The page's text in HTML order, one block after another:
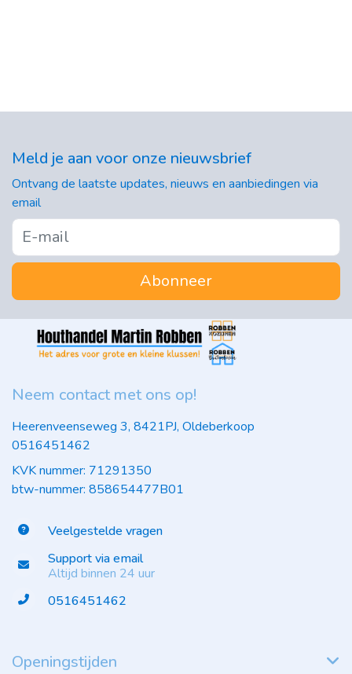
Meld je aan voor onze nieuwsbrief
Ontvang de laatste updates, nieuws en aanbiedingen via
email
Abonneer
Neem contact met ons op!
Heerenveenseweg 3, 8421PJ, Oldeberkoop
0516451462
KVK nummer: 71291350
btw-nummer: 858654477B01
Veelgestelde vragen
Support via email
Altijd binnen 24 uur
0516451462
Openingstijden